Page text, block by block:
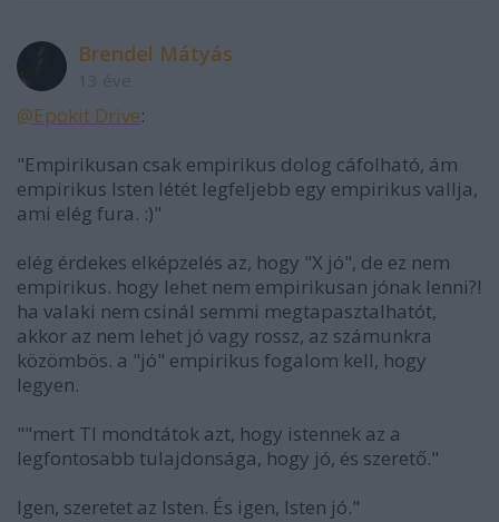
Brendel Mátyás
@Epokit Drive:
"Empirikusan csak empirikus dolog cáfolható, ám
empirikus Isten létét legfeljebb egy empirikus vallja,
ami elég fura. :)"
elég érdekes elképzelés az, hogy "X jó", de ez nem
empirikus. hogy lehet nem empirikusan jónak lenni?!
ha valaki nem csinál semmi megtapasztalhatót,
akkor az nem lehet jó vagy rossz, az számunkra
közömbös. a "jó" empirikus fogalom kell, hogy
legyen.
""mert TI mondtátok azt, hogy istennek az a
legfontosabb tulajdonsága, hogy jó, és szerető."
Igen, szeretet az Isten. És igen, Isten jó."